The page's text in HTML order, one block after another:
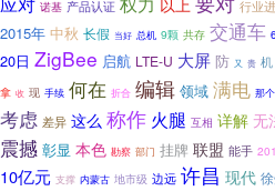
诺基 产品认证 以上 行业
2015年 中秋 长假 当好 总机 9颗 共存 交通车
20日 ZigBee 启航 LTE-U 大屏 防 又 贵 机
拿 收 现 手续 何在 折合 编辑 领域 满电 那个
考虑 差异 这么 称作 火腿 互相 详解 无
震撼 彰显 本色 勘察 部门 挂牌 联盟 能手
10亿元 支撑 内蒙古 地市级 边远 许昌 现代